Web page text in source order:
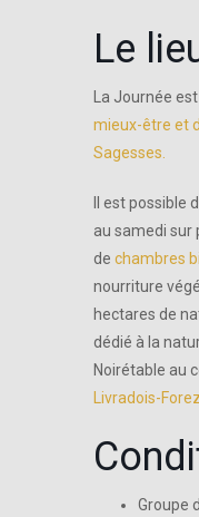
Le
La Journée
mieux-être et
Sagesses.
Il est possible
au samedi sur
de chambres
nourriture
hectares de
dédié à la
Noirétable au
Livradois-Forez.
Groupe